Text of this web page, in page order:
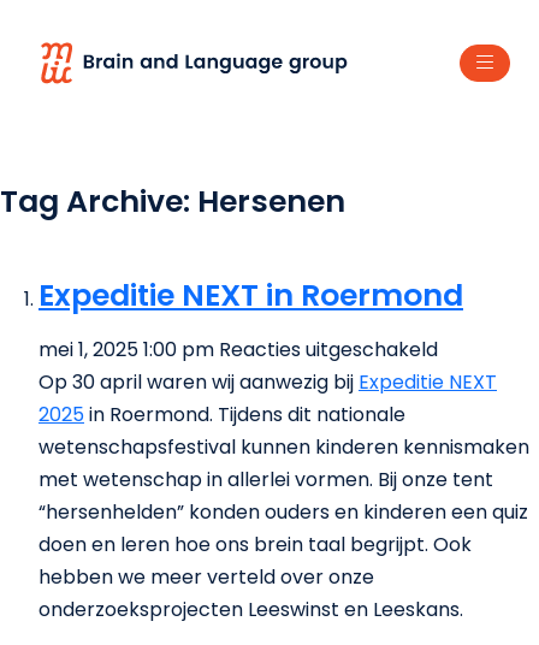
Tag Archive: Hersenen
Expeditie NEXT in Roermond
mei 1, 2025 1:00 pm Reacties uitgeschakeldvoor
Expeditie
in
Roermond
Op 30 april waren wij aanwezig bij Expeditie NEXT
2025in Roermond. Tijdens dit nationale
wetenschapsfestival kunnen kinderen kennismaken
met wetenschap in allerlei vormen. Bij onze tent
“hersenhelden” konden ouders en kinderen een quiz
doen en leren hoe ons brein taal begrijpt. Ook
hebben we meer verteld over onze
onderzoeksprojecten Leeswinst en Leeskans.